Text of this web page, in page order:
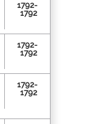
1792-
1792
1792-
1792
1792-
1792